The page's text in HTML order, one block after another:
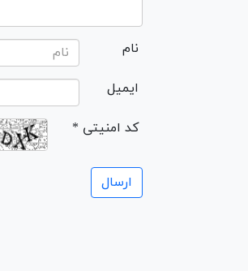
نام
ایمیل
* کد امنیتی